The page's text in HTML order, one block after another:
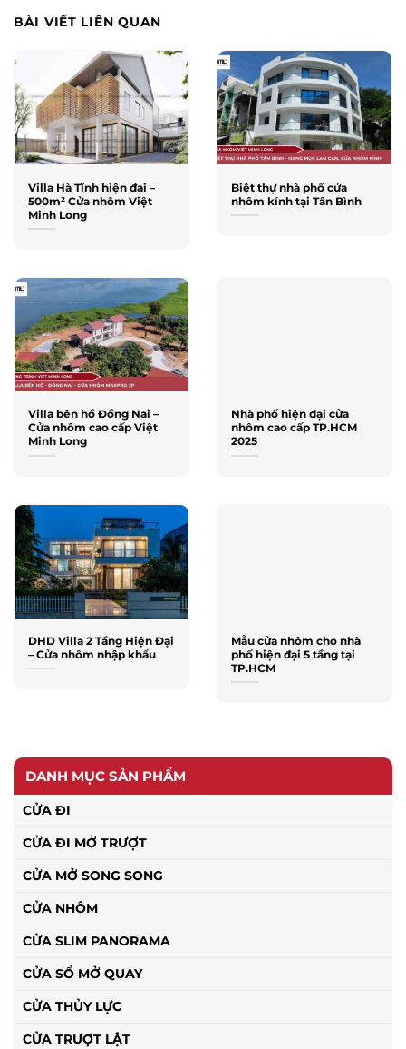
BÀI VIẾT LIÊN QUAN
Villa Hà Tĩnh hiện đại –
500m² Cửa nhôm Việt
Minh Long
Biệt thự nhà phố cửa
nhôm kính tại Tân Bình
Villa bên hồ Đồng Nai –
Cửa nhôm cao cấp Việt
Minh Long
Nhà phố hiện đại cửa
nhôm cao cấp TP.HCM
2025
DHD Villa 2 Tầng Hiện Đại
– Cửa nhôm nhập khẩu
Mẫu cửa nhôm cho nhà
phố hiện đại 5 tầng tại
TP.HCM
DANH MỤC SẢN PHẨM
CỬA ĐI
CỬA ĐI MỞ TRƯỢT
CỬA MỞ SONG SONG
CỬA NHÔM
CỬA SLIM PANORAMA
CỬA SỔ MỞ QUAY
CỬA THỦY LỰC
CỬA TRƯỢT LẬT